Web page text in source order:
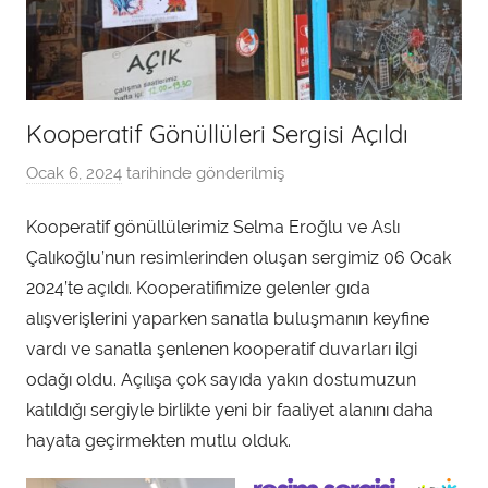
Kooperatif Gönüllüleri Sergisi Açıldı
Ocak 6, 2024 tarihinde gönderilmiş
m
i
n
t
a
r
Kooperatif gönüllülerimiz Selma Eroğlu ve Aslı
Çalıkoğlu’nun resimlerinden oluşan sergimiz 06 Ocak
2024’te açıldı. Kooperatifimize gelenler gıda
alışverişlerini yaparken sanatla buluşmanın keyfine
vardı ve sanatla şenlenen kooperatif duvarları ilgi
odağı oldu. Açılışa çok sayıda yakın dostumuzun
katıldığı sergiyle birlikte yeni bir faaliyet alanını daha
hayata geçirmekten mutlu olduk.